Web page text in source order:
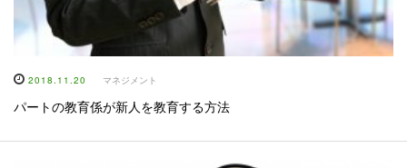
2018.11.20 マネジメント
パートの教育係が新人を教育する方法